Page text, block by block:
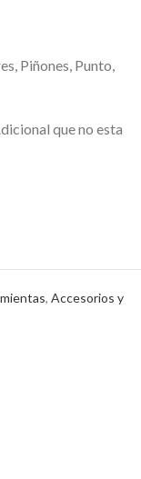
Piñones, Punto,
que no esta
, Accesorios y